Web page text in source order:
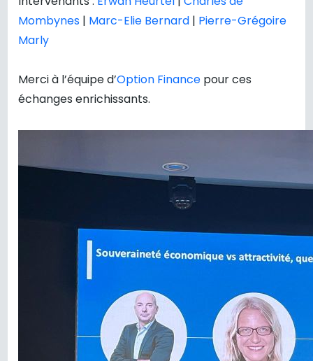
Mombynes | Marc-Elie Bernard | Pierre-Grégoire
Marly
Merci à l’équipe d’Option Finance pour ces
échanges enrichissants.